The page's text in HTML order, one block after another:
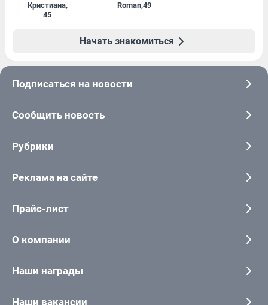
Кристиана,
45
Roman,49
Начать знакомиться
Подписаться на новости
Сообщить новость
Рубрики
Реклама на сайте
Прайс-лист
О компании
Наши награды
Наши вакансии